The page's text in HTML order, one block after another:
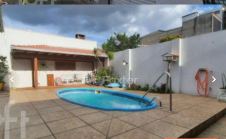
Loft Marketplace
R$1.250.000,00
384m²•5quartos •1banheiro •4vagas
Casa
Rua Tapes,Ideal,Novo Hamburgo
Whatsapp
Cód.